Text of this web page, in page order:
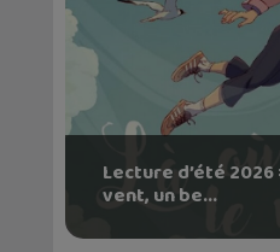
Lecture d’été 2026
vent, un be...